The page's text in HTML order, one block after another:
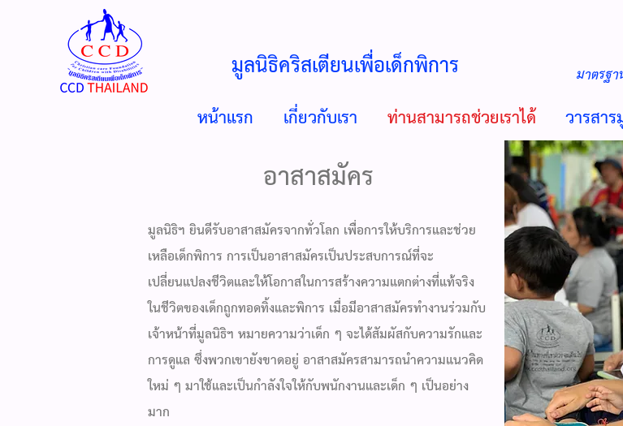
มูลนิธิคริสเตียนเพื่อเด็กพิการ
มาตรฐ
หน้าแรก เกี่ยวกับเรา ท่านสามารถช่วยเราได้ วารสา
อาสาสมัคร
มูลนิธิฯ ยินดีรับอาสาสมัครจากทั่วโลก เพื่อการให้บริการและช่วย
เหลือเด็กพิการ การเป็นอาสาสมัครเป็นประสบการณ์ที่จะ
เปลี่ยนแปลงชีวิตและให้โอกาสในการสร้างความแตกต่างที่แท้จริง
ในชีวิตของเด็กถูกทอดทิ้งและพิการ เมื่อมีอาสาสมัครทำงานร่วมกับ
เจ้าหน้าที่มูลนิธิฯ หมายความว่าเด็ก ๆ จะได้สัมผัสกับความรักและ
การดูแล ซึ่งพวกเขายังขาดอยู่ อาสาสมัครสามารถนำความแนวคิด
ใหม่ ๆ มาใช้และเป็นกำลังใจให้กับพนักงานและเด็ก ๆ เป็นอย่าง
มาก